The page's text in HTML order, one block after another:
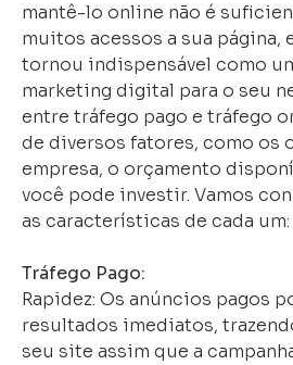
mantê-lo online não é
muitos acessos a sua página,
tornou indispensável como
marketing digital para o seu
entre tráfego pago e tráfego
de diversos fatores, como os
empresa, o orçamento
você pode investir. Vamos
as características de cada um:
Tráfego Pago:
Rapidez: Os anúncios pagos
resultados imediatos,
seu site assim que a